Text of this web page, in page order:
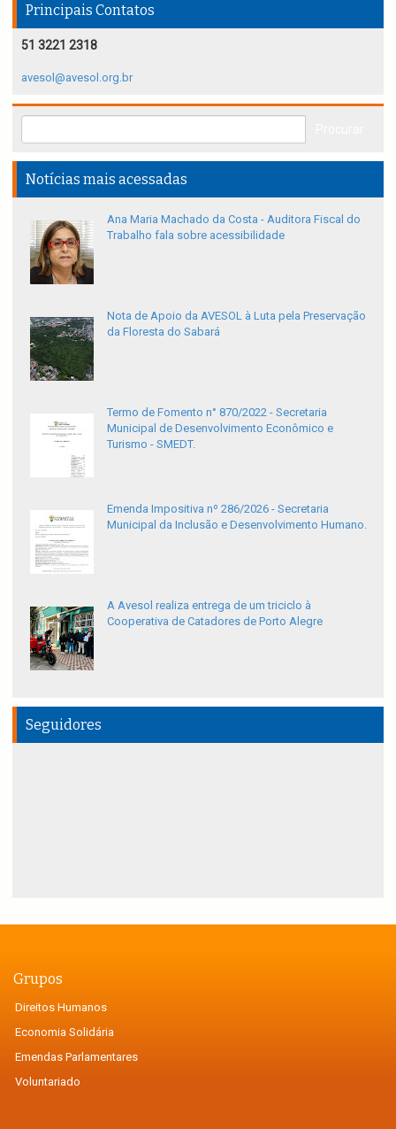
Principais Contatos
51 3221 2318
avesol@avesol.org.br
Notícias mais acessadas
Ana Maria Machado da Costa - Auditora Fiscal do
Trabalho fala sobre acessibilidade
Nota de Apoio da AVESOL à Luta pela Preservação
da Floresta do Sabará
Termo de Fomento n° 870/2022 - Secretaria
Municipal de Desenvolvimento Econômico e
Turismo - SMEDT.
Emenda Impositiva nº 286/2026 - Secretaria
Municipal da Inclusão e Desenvolvimento Humano.
A Avesol realiza entrega de um triciclo à
Cooperativa de Catadores de Porto Alegre
Seguidores
Grupos
Direitos Humanos
Economia Solidária
Emendas Parlamentares
Voluntariado